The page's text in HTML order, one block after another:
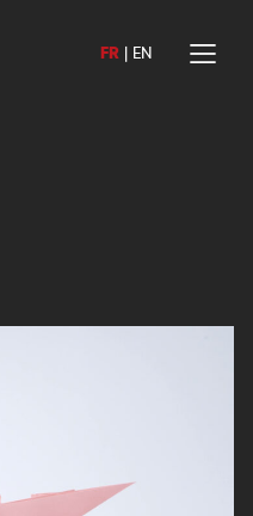
FR EN